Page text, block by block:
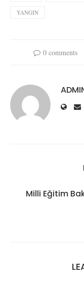
YANGIN
0 comments
Milli Eğitim